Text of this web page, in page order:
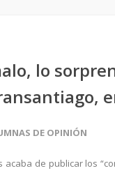
lo
DE OPINIÓN
acaba de publicar los